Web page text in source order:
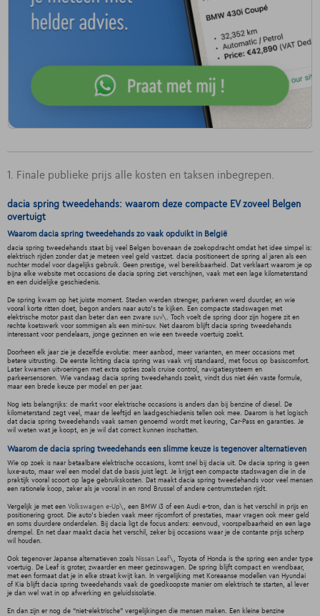
1. Finale publieke prijs alle kosten en taksen inbegrepen.
dacia spring tweedehands: waarom deze compacte EV zoveel Belgen
overtuigt
Waarom dacia spring tweedehands zo vaak opduikt in België
dacia spring tweedehands staat bij veel Belgen bovenaan de zoekopdracht omdat het idee simpel is:
elektrisch rijden zonder dat je meteen veel geld vastzet. dacia positioneert de spring al jaren als een
nuchter model voor dagelijks gebruik. Geen prestige, wel bereikbaarheid. Dat verklaart waarom je op
bijna elke website met occasions de dacia spring ziet verschijnen, vaak met een lage kilometerstand
en een duidelijke geschiedenis.
De spring kwam op het juiste moment. Steden werden strenger, parkeren werd duurder, en wie
vooral korte ritten doet, begon anders naar auto's te kijken. Een compacte stadswagen met
elektrische motor past dan beter dan een zware suv\. Toch voelt de spring door zijn hogere zit en
rechte koetswerk voor sommigen als een mini-suv. Net daarom blijft dacia spring tweedehands
interessant voor pendelaars, jonge gezinnen en wie een tweede voertuig zoekt.
Doorheen elk jaar zie je dezelfde evolutie: meer aanbod, meer varianten, en meer occasions met
betere uitrusting. De eerste lichting dacia spring was vaak vrij standaard, met focus op basiscomfort.
Later kwamen uitvoeringen met extra opties zoals cruise control, navigatiesysteem en
parkeersensoren. Wie vandaag dacia spring tweedehands zoekt, vindt dus niet één vaste formule,
maar een brede keuze per model en per jaar.
Nog iets belangrijks: de markt voor elektrische occasions is anders dan bij benzine of diesel. De
kilometerstand zegt veel, maar de leeftijd en laadgeschiedenis tellen ook mee. Daarom is het logisch
dat dacia spring tweedehands vaak samen genoemd wordt met keuring, Car-Pass en garanties. Je
wil weten wat je koopt, en je wil dat correct kunnen inschatten.
Waarom de dacia spring tweedehands een slimme keuze is tegenover alternatieven
Wie op zoek is naar betaalbare elektrische occasions, komt snel bij dacia uit. De dacia spring is geen
luxe-auto, maar wel een model dat de basis juist legt. Je krijgt een compacte stadswagen die in de
praktijk vooral scoort op lage gebruikskosten. Dat maakt dacia spring tweedehands voor veel mensen
een rationele koop, zeker als je vooral in en rond Brussel of andere centrumsteden rijdt.
Vergelijk je met een Volkswagen e-Up\ , een BMW i3 of een Audi e-tron, dan is het verschil in prijs en
positionering groot. Die auto's bieden vaak meer rijcomfort of prestaties, maar vragen ook meer geld
en soms duurdere onderdelen. Bij dacia ligt de focus anders: eenvoud, voorspelbaarheid en een lage
drempel. En net daar maakt dacia het verschil, zeker bij occasions waar je de contante prijs scherp
wil houden.
Ook tegenover Japanse alternatieven zoals Nissan Leaf\ , Toyota of Honda is the spring een ander type
voertuig. De Leaf is groter, zwaarder en meer gezinswagen. De spring blijft compact en wendbaar,
met een formaat dat je in elke straat kwijt kan. In vergelijking met Koreaanse modellen van Hyundai
of Kia blijft dacia spring tweedehands vaak de goedkoopste manier om elektrisch te starten, al lever
je dan wel wat in op afwerking en geluidsisolatie.
En dan zijn er nog de “niet-elektrische” vergelijkingen die mensen maken. Een kleine benzine